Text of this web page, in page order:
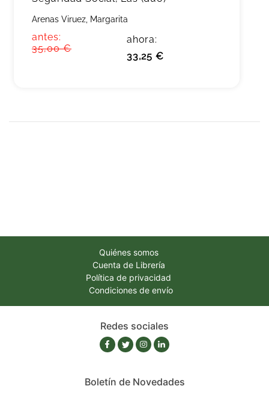
Arenas Viruez, Margarita
antes:
35,00 €
ahora:
33,25 €
Quiénes somos
Cuenta de Librería
Política de privacidad
Condiciones de envío
Redes sociales
Boletín de Novedades